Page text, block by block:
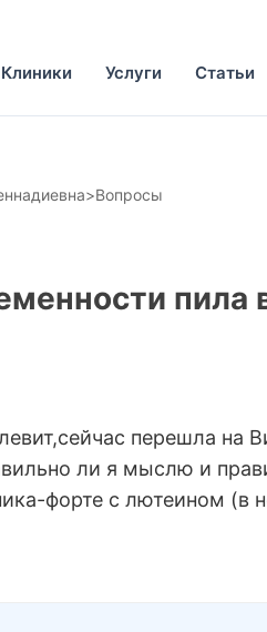
Клиники Услуги Статьи
>Вопросы
пила
перешла на
ли я мыслю и
форте с лютеином (в